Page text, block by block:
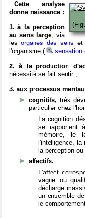
Cette analyse
donne naissance :
1. à la perception
au sens large, via
lesorganes des sens et
l'organisme (
sensation
2. à la production
nécessité se fait sentir ;
3. aux processus
cognitifs,très
particulier chez
La cognition
se rapportent
mémoire, le
l'intelligence, la
la perception
affectifs.
L'affect
vague ou
décharge
un ensemble
le